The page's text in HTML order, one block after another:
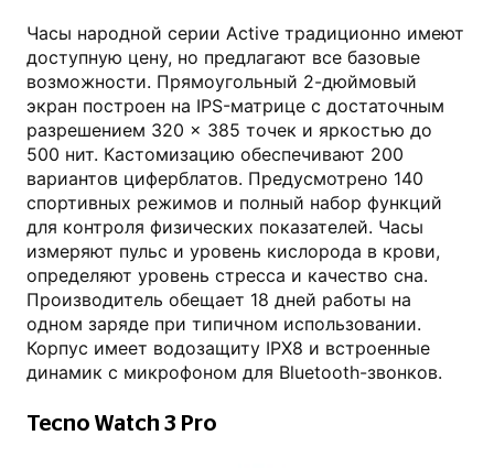
Часы народной серии Active традиционно имеют
доступную цену, но предлагают все базовые
возможности. Прямоугольный 2-дюймовый
экран построен на IPS-матрице с достаточным
разрешением 320 × 385 точек и яркостью до
500 нит. Кастомизацию обеспечивают 200
вариантов циферблатов. Предусмотрено 140
спортивных режимов и полный набор функций
для контроля физических показателей. Часы
измеряют пульс и уровень кислорода в крови,
определяют уровень стресса и качество сна.
Производитель обещает 18 дней работы на
одном заряде при типичном использовании.
Корпус имеет водозащиту IPX8 и встроенные
динамик с микрофоном для Bluetooth-звонков.
Tecno Watch 3 Pro